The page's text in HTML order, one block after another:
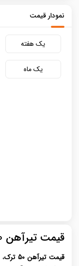
نمودار قیمت
یک هفته
یک ماه
قیمت تیرآهن 50 ترک
قیمت تیرآهن 50 ترک ،